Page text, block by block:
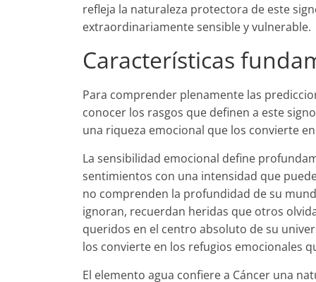
refleja la naturaleza protectora de este
extraordinariamente sensible y vulnerable.
Características
Para comprender plenamente las
conocer los rasgos que definen a este
una riqueza emocional que los convierte
La sensibilidad emocional define
sentimientos con una intensidad que
no comprenden la profundidad de su
ignoran, recuerdan heridas que otros
queridos en el centro absoluto de su
los convierte en los refugios emocionales
El elemento agua confiere a Cáncer una